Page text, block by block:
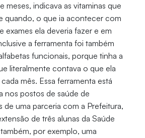
meses, indicava as vitaminas que
quando, o que ia acontecer com
exames ela deveria fazer e em
a ferramenta foi também
funcionais, porque tinha a
literalmente contava o que ela
mês. Essa ferramenta está
nos postos de saúde de
de uma parceria com a Prefeitura,
de três alunas da Saúde
por exemplo, uma